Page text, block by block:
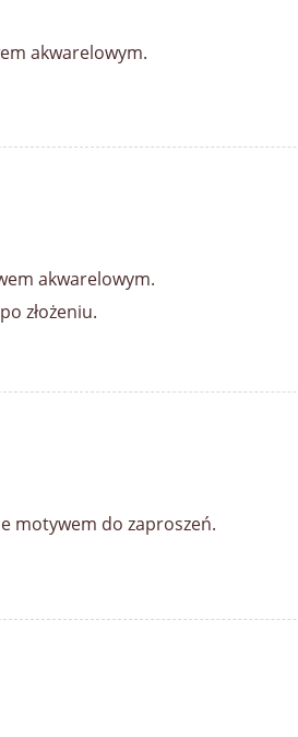
akwarelowym.
akwarelowym.
złożeniu.
motywem do zaproszeń.